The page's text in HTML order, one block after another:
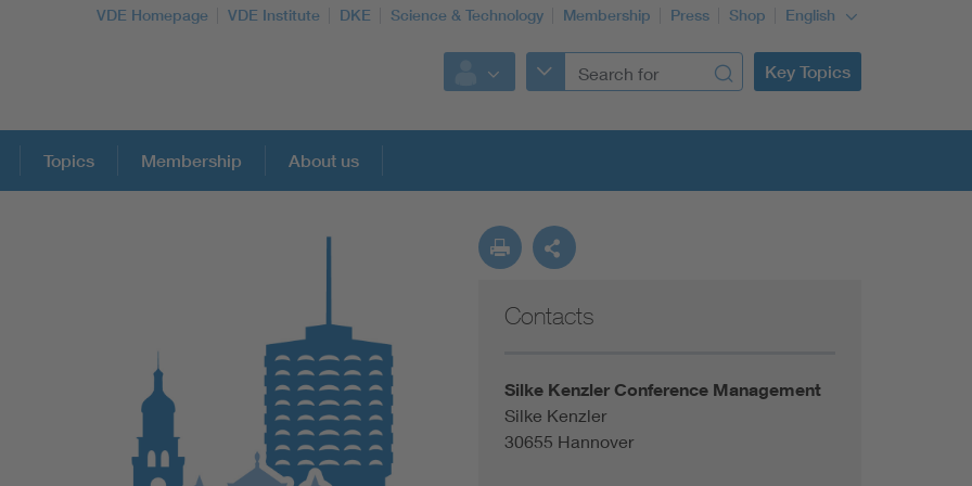
VDE Homepage VDE Institute DKE Science & Technology Membership Press Shop English
Key Topics
Consumer protection
Topics Membership About us
Contacts
Silke Kenzler Conference Management
Silke Kenzler
30655 Hannover